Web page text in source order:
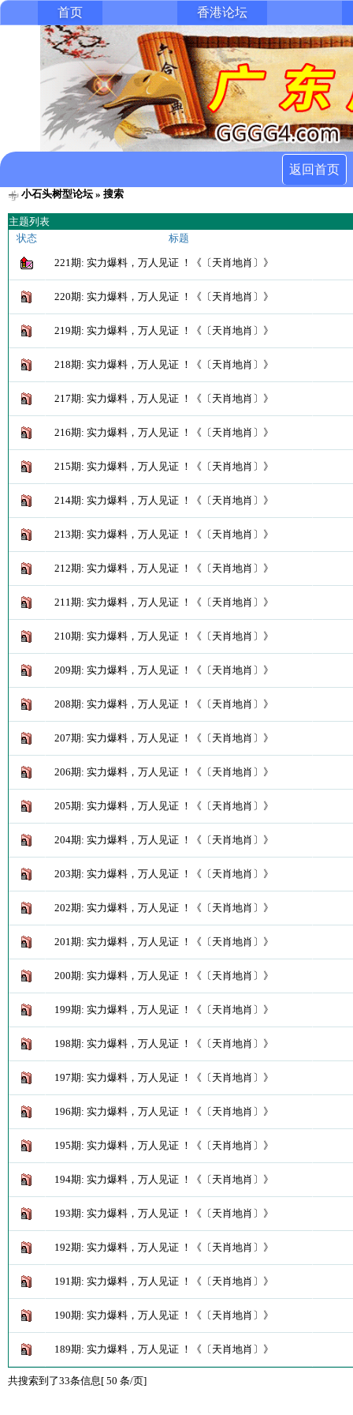
首页 香港论坛
返回首页
小石头树型论坛» 搜索
主题列表
状态
标题
221期: 实力爆料，万人见证 ！《〔天肖地肖〕》
220期: 实力爆料，万人见证 ！《〔天肖地肖〕》
219期: 实力爆料，万人见证 ！《〔天肖地肖〕》
218期: 实力爆料，万人见证 ！《〔天肖地肖〕》
217期: 实力爆料，万人见证 ！《〔天肖地肖〕》
216期: 实力爆料，万人见证 ！《〔天肖地肖〕》
215期: 实力爆料，万人见证 ！《〔天肖地肖〕》
214期: 实力爆料，万人见证 ！《〔天肖地肖〕》
213期: 实力爆料，万人见证 ！《〔天肖地肖〕》
212期: 实力爆料，万人见证 ！《〔天肖地肖〕》
211期: 实力爆料，万人见证 ！《〔天肖地肖〕》
210期: 实力爆料，万人见证 ！《〔天肖地肖〕》
209期: 实力爆料，万人见证 ！《〔天肖地肖〕》
208期: 实力爆料，万人见证 ！《〔天肖地肖〕》
207期: 实力爆料，万人见证 ！《〔天肖地肖〕》
206期: 实力爆料，万人见证 ！《〔天肖地肖〕》
205期: 实力爆料，万人见证 ！《〔天肖地肖〕》
204期: 实力爆料，万人见证 ！《〔天肖地肖〕》
203期: 实力爆料，万人见证 ！《〔天肖地肖〕》
202期: 实力爆料，万人见证 ！《〔天肖地肖〕》
201期: 实力爆料，万人见证 ！《〔天肖地肖〕》
200期: 实力爆料，万人见证 ！《〔天肖地肖〕》
199期: 实力爆料，万人见证 ！《〔天肖地肖〕》
198期: 实力爆料，万人见证 ！《〔天肖地肖〕》
197期: 实力爆料，万人见证 ！《〔天肖地肖〕》
196期: 实力爆料，万人见证 ！《〔天肖地肖〕》
195期: 实力爆料，万人见证 ！《〔天肖地肖〕》
194期: 实力爆料，万人见证 ！《〔天肖地肖〕》
193期: 实力爆料，万人见证 ！《〔天肖地肖〕》
192期: 实力爆料，万人见证 ！《〔天肖地肖〕》
191期: 实力爆料，万人见证 ！《〔天肖地肖〕》
190期: 实力爆料，万人见证 ！《〔天肖地肖〕》
189期: 实力爆料，万人见证 ！《〔天肖地肖〕》
共搜索到了33条信息[ 50 条/页]